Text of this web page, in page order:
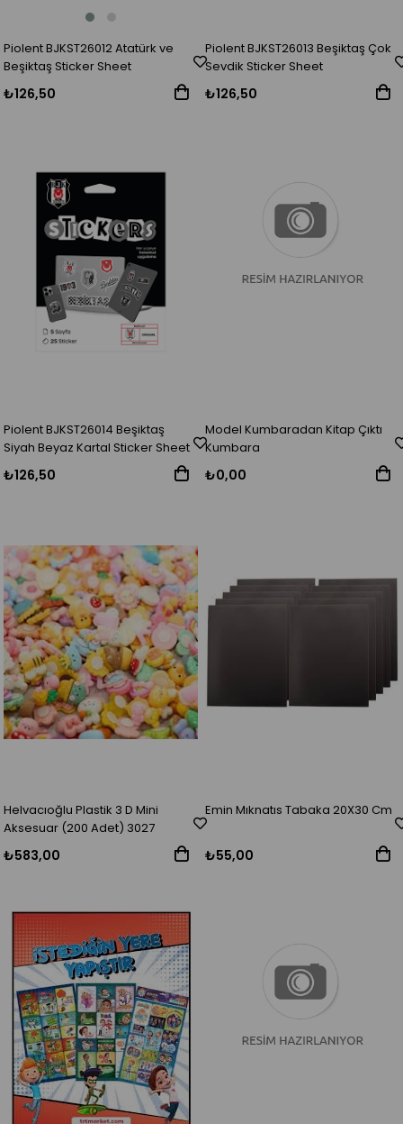
Piolent BJKST26012 Atatürk ve
Beşiktaş Sticker Sheet
₺126,50
Piolent BJKST26013 Beşiktaş Çok
Sevdik Sticker Sheet
₺126,50
Piolent BJKST26014 Beşiktaş
Siyah Beyaz Kartal Sticker Sheet
₺126,50
Model Kumbaradan Kitap Çıktı
Kumbara
₺0,00
Helvacıoğlu Plastik 3 D Mini
Aksesuar (200 Adet) 3027
₺583,00
Emin Mıknatıs Tabaka 20X30 Cm
₺55,00